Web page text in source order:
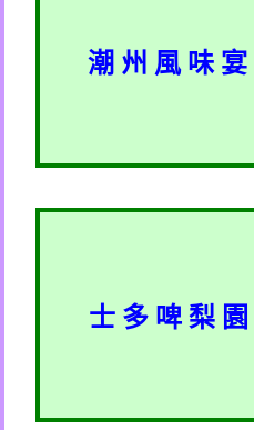
潮 州 風 味 宴
士 多 啤 梨 園